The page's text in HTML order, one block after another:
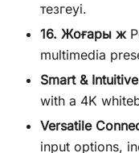
тезгеуі.
16. Жоғары ж
multimedia
Smart &
with a 4K
Versatile
input options,